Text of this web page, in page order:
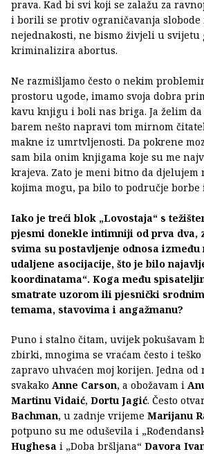
prava. Kad bi svi koji se zalažu za
i borili se protiv ograničavanja
nejednakosti, ne bismo živjeli u svijetu
kriminalizira abortus.
Ne razmišljamo često o nekim
prostoru ugode, imamo svoja dobra
kavu knjigu i boli nas briga. Ja želim
barem nešto napravi tom mirnom
makne iz umrtvljenosti. Da pokrene
sam bila onim knjigama koje su me
krajeva. Zato je meni bitno da djelujem
kojima mogu, pa bilo to područje borbe
Iako je treći blok „Lovostaja“ s
pjesmi donekle intimniji od prva dva,
svima su postavljenje odnosa
udaljene asocijacije, što je bilo
koordinatama“. Koga među
smatrate uzorom ili pjesnički
temama, stavovima i angažmanu?
Puno i stalno čitam, uvijek pokušavam
zbirki, mnogima se vraćam često i
zapravo uhvaćen moj korijen. Jedna
svakako Anne Carson, a obožavam i
Martinu Vidaić, Dortu Jagić. Često
Bachman, u zadnje vrijeme Marijanu
potpuno su me oduševila i
Hughesa i „Doba bršljana“ Davora